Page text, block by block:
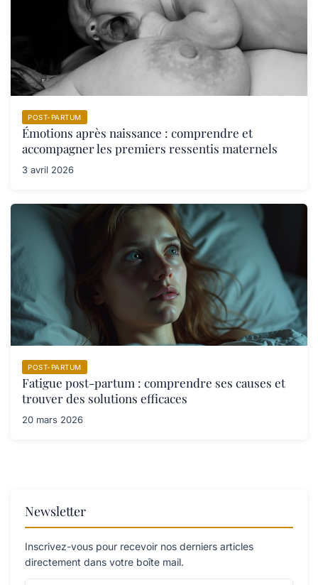
POST-PARTUM
Émotions après naissance : comprendre et
accompagner les premiers ressentis maternels
3 avril 2026
POST-PARTUM
Fatigue post-partum : comprendre ses causes et
trouver des solutions efficaces
20 mars 2026
Newsletter
Inscrivez-vous pour recevoir nos derniers articles
directement dans votre boîte mail.